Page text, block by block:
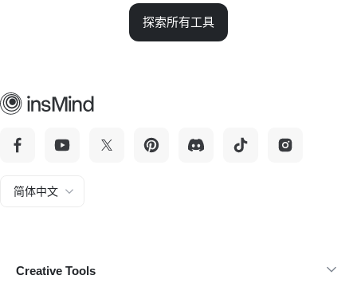
探索所有工具
简体中文
Creative Tools